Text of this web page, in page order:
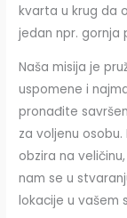
kvarta u krug da
jedan npr. gornja
Naša misija je
uspomene i
pronađite
za voljenu
obzira na
nam se u
lokacije u vašem